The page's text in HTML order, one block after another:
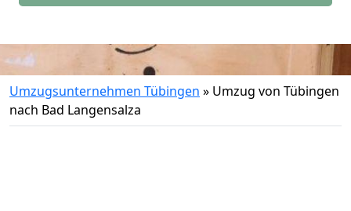
Umzugsunternehmen Tübingen » Umzug von Tübingen
nach Bad Langensalza